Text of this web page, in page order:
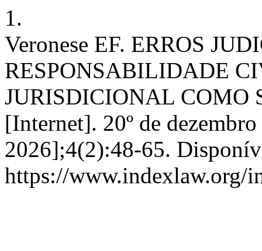
1.
Veronese EF. ERROS
RESPONSABILIDADE
JURISDICIONAL COMO
[Internet]. 20º de
2026];4(2):48-65.
https://www.indexlaw.org/